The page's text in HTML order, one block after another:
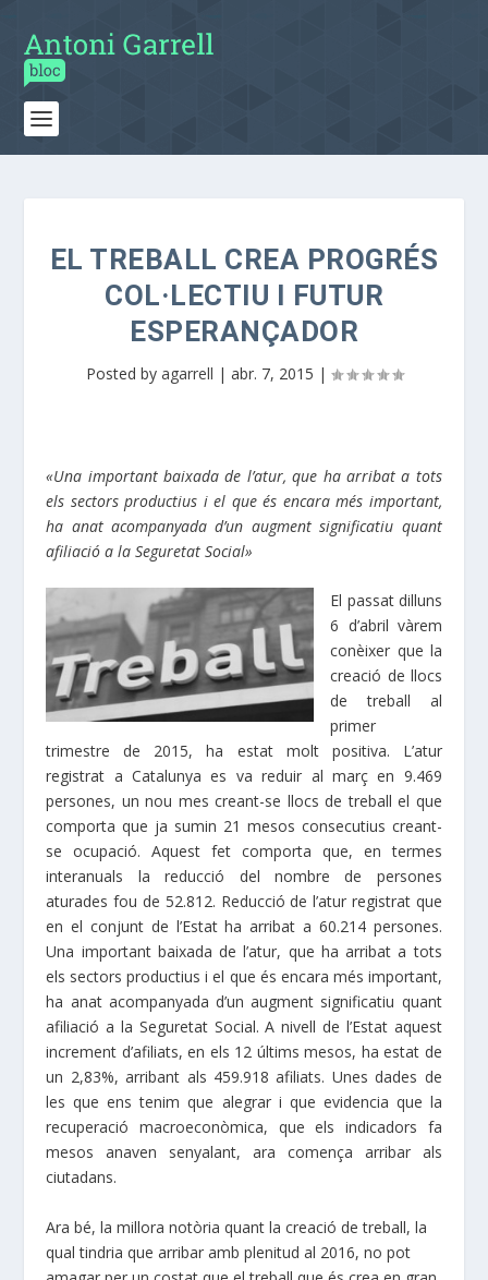
EL TREBALL CREA PROGRÉS
COL·LECTIU I FUTUR
ESPERANÇADOR
Posted by agarrell | abr. 7, 2015 |
«Una important baixada de l’atur, que ha arribat a tots
els sectors productius i el que és encara més important,
ha anat acompanyada d’un augment significatiu quant
afiliació a la Seguretat Social»
El passat dilluns
6 d’abril vàrem
conèixer que la
creació de llocs
de treball al
primer
trimestre de 2015, ha estat molt positiva. L’atur
registrat a Catalunya es va reduir al març en 9.469
persones, un nou mes creant-se llocs de treball el que
comporta que ja sumin 21 mesos consecutius creant-
se ocupació. Aquest fet comporta que, en termes
interanuals la reducció del nombre de persones
aturades fou de 52.812. Reducció de l’atur registrat que
en el conjunt de l’Estat ha arribat a 60.214 persones.
Una important baixada de l’atur, que ha arribat a tots
els sectors productius i el que és encara més important,
ha anat acompanyada d’un augment significatiu quant
afiliació a la Seguretat Social. A nivell de l’Estat aquest
increment d’afiliats, en els 12 últims mesos, ha estat de
un 2,83%, arribant als 459.918 afiliats. Unes dades de
les que ens tenim que alegrar i que evidencia que la
recuperació macroeconòmica, que els indicadors fa
mesos anaven senyalant, ara comença arribar als
ciutadans.
Ara bé, la millora notòria quant la creació de treball, la
qual tindria que arribar amb plenitud al 2016, no pot